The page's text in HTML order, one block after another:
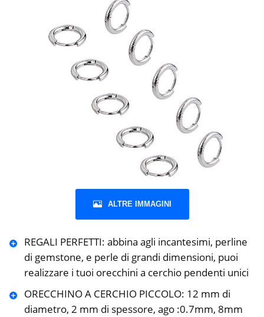
ALTRE IMMAGINI
REGALI PERFETTI: abbina agli incantesimi, perline
di gemstone, e perle di grandi dimensioni, puoi
realizzare i tuoi orecchini a cerchio pendenti unici
ORECCHINO A CERCHIO PICCOLO: 12 mm di
diametro, 2 mm di spessore, ago :0.7mm, 8mm